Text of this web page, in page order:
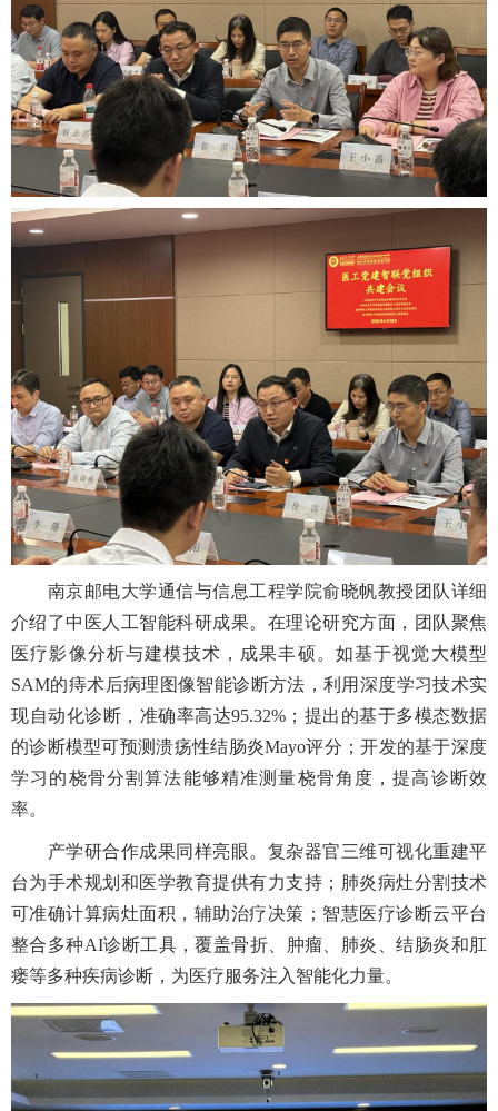
南京邮电大学通信与信息工程学院俞晓帆教授团队详细
介绍了中医人工智能科研成果。在理论研究方面，团队聚焦
医疗影像分析与建模技术，成果丰硕。如基于视觉大模型
SAM的痔术后病理图像智能诊断方法，利用深度学习技术实
现自动化诊断，准确率高达95.32%；提出的基于多模态数据
的诊断模型可预测溃疡性结肠炎Mayo评分；开发的基于深度
学习的桡骨分割算法能够精准测量桡骨角度，提高诊断效
率。
产学研合作成果同样亮眼。复杂器官三维可视化重建平
台为手术规划和医学教育提供有力支持；肺炎病灶分割技术
可准确计算病灶面积，辅助治疗决策；智慧医疗诊断云平台
整合多种AI诊断工具，覆盖骨折、肿瘤、肺炎、结肠炎和肛
瘘等多种疾病诊断，为医疗服务注入智能化力量。